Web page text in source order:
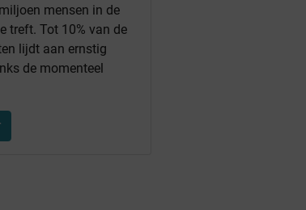
mensen in de
treft. Tot 10% van de
lijdt aan ernstig
de momenteel